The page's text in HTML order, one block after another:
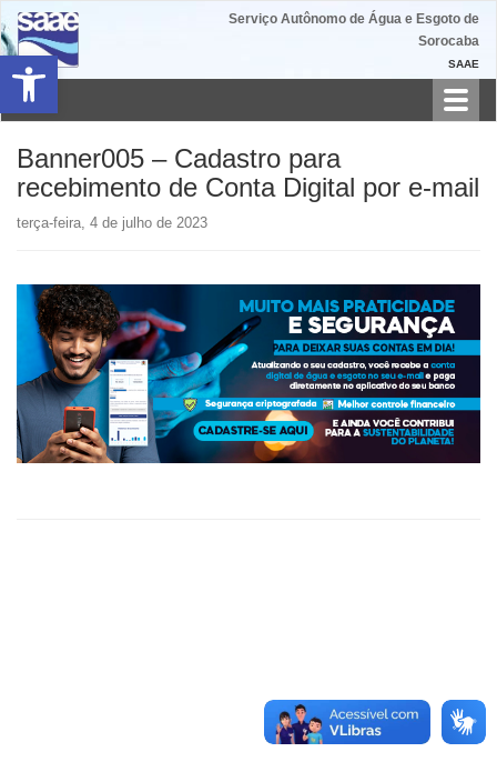
Barra de Ferramentas Aberta
Serviço Autônomo de Água e Esgoto de
Sorocaba
SAAE
Banner005 – Cadastro para
recebimento de Conta Digital por e-mail
terça-feira, 4 de julho de 2023